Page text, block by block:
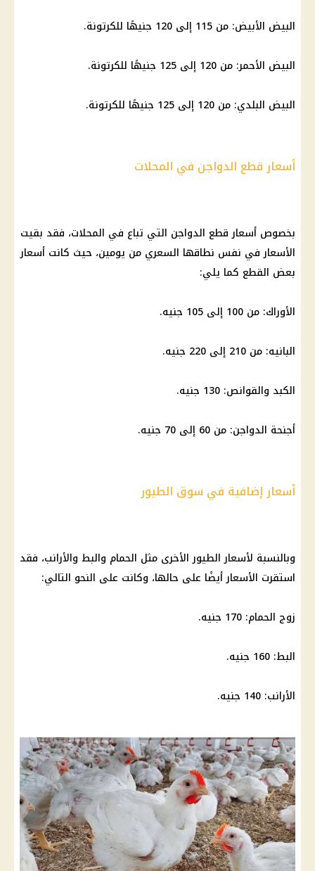
البيض الأبيض: من 115 إلى 120 جنيهًا للكرتونة.
البيض الأحمر: من 120 إلى 125 جنيهًا للكرتونة.
البيض البلدي: من 120 إلى 125 جنيهًا للكرتونة.
أسعار قطع الدواجن في المحلات
بخصوص أسعار قطع الدواجن التي تباع في المحلات، فقد بقيت
الأسعار في نفس نطاقها السعري من يومين، حيث كانت أسعار
بعض القطع كما يلي:
الأوراك: من 100 إلى 105 جنيه.
البانيه: من 210 إلى 220 جنيه.
الكبد والقوانص: 130 جنيه.
أجنحة الدواجن: من 60 إلى 70 جنيه.
أسعار إضافية في سوق الطيور
وبالنسبة لأسعار الطيور الأخرى مثل الحمام والبط والأرانب، فقد
استقرت الأسعار أيضًا على حالها، وكانت على النحو التالي:
زوج الحمام: 170 جنيه.
البط: 160 جنيه.
الأرانب: 140 جنيه.